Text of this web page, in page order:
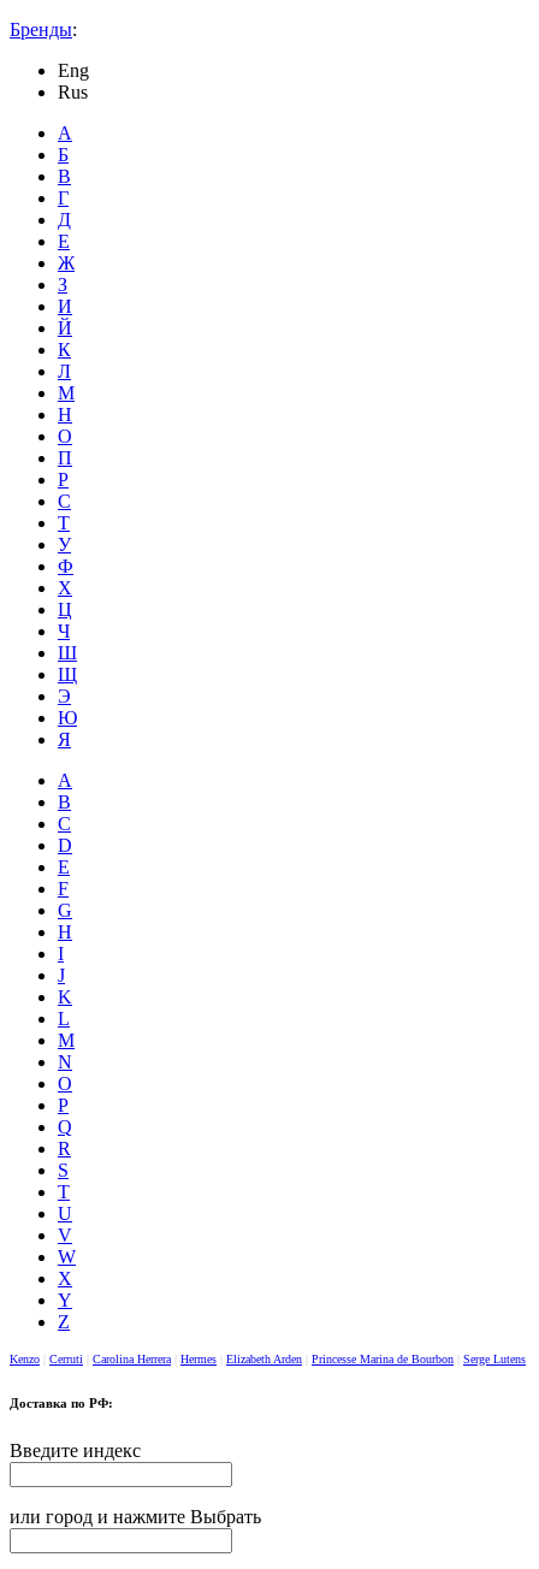
Бренды:
Eng
Rus
А
Б
В
Г
Д
Е
Ж
З
И
Й
К
Л
М
Н
О
П
Р
С
Т
У
Ф
Х
Ц
Ч
Ш
Щ
Э
Ю
Я
A
B
C
D
E
F
G
H
I
J
K
L
M
N
O
P
Q
R
S
T
U
V
W
X
Y
Z
Kenzo Cerruti Carolina Herrera Hermes Elizabeth Arden Princesse Marina de Bourbon Serge Lutens
Доставка по РФ:
Введите индекс
или город и нажмите Выбрать